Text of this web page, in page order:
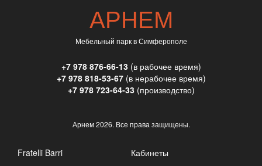
АРНЕМ
Мебельный парк в Симферополе
+7 978 876-66-13(в рабочее время)
+7 978 818-53-67(в нерабочее время)
+7 978 723-64-33(производство)
Арнем2026. Все права защищены.
Fratelli Barri
Кабинеты